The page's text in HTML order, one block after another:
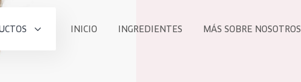
INICIO INGREDIENTES MÁS SOBRE NOSOTROS